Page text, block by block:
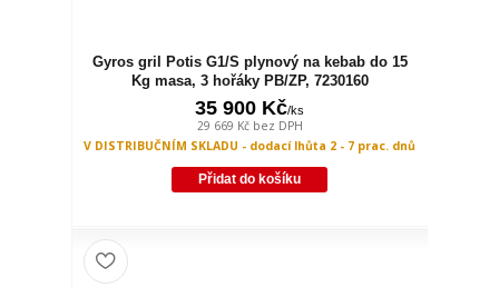
Gyros gril Potis G1/S plynový na kebab do 15
Kg masa, 3 hořáky PB/ZP, 7230160
35 900 Kč/ks
29 669 Kč bez DPH
V DISTRIBUČNÍM SKLADU - dodací lhůta 2 - 7 prac. dnů
Přidat do košíku